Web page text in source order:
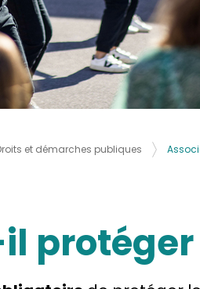
et démarches publiques
protéger